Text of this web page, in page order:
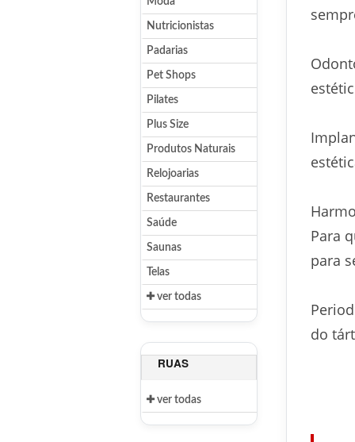
Nutricionistas
Padarias
Pet Shops
Pilates
Plus Size
Produtos Naturais
Relojoarias
Restaurantes
Saúde
Saunas
Telas
ver todas
RUAS
ver todas
Para
para
do